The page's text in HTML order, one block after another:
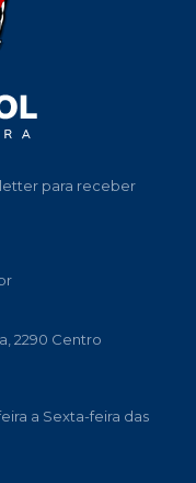
2290 Centro
a Sexta-feira das
para receber